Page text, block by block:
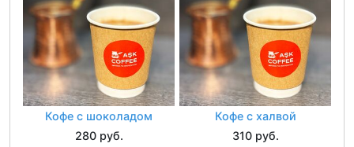
Кофе с шоколадом
280 руб.
Кофе с халвой
310 руб.